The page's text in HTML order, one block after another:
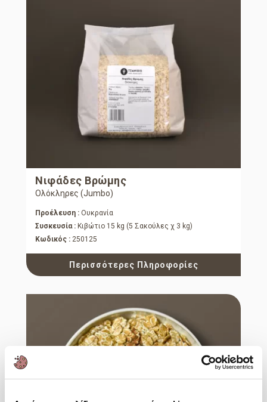
Νιφάδες Βρώμης
Ολόκληρες (Jumbo)
Προέλευση : Ουκρανία
Συσκευσία : Κιβώτιο 15 kg (5 Σακούλες χ 3 kg)
Κωδικός : 250125
Περισσότερες Πληροφορίες